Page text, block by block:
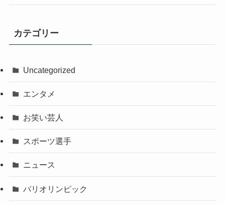
カテゴリー
Uncategorized
エンタメ
お笑い芸人
スポーツ選手
ニュース
パリオリンピック